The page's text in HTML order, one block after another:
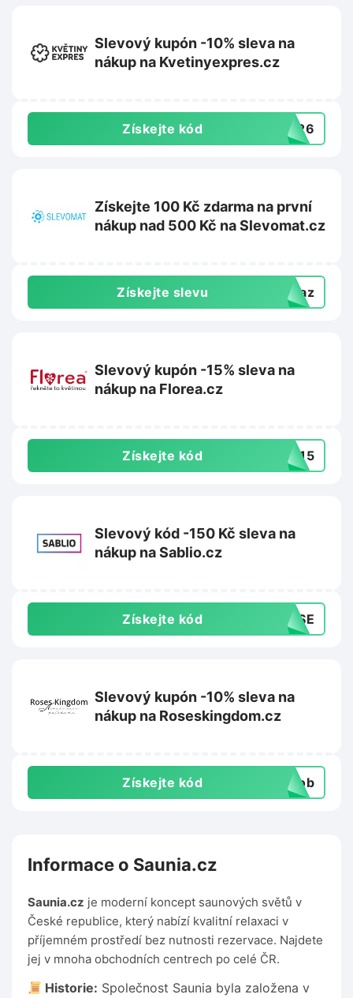
Slevový kupón -10% sleva na
nákup na Kvetinyexpres.cz
Získejte kód TO26
Získejte 100 Kč zdarma na první
nákup nad 500 Kč na Slevomat.cz
Získejte slevu dkaz
Slevový kupón -15% sleva na
nákup na Florea.cz
Získejte kód TA15
Slevový kód -150 Kč sleva na
nákup na Sablio.cz
Získejte kód 0VSE
Slevový kupón -10% sleva na
nákup na Roseskingdom.cz
Získejte kód csob
Informace o Saunia.cz
Saunia.cz je moderní koncept saunových světů v
České republice, který nabízí kvalitní relaxaci v
příjemném prostředí bez nutnosti rezervace. Najdete
jej v mnoha obchodních centrech po celé ČR.
Historie: Společnost Saunia byla založena v